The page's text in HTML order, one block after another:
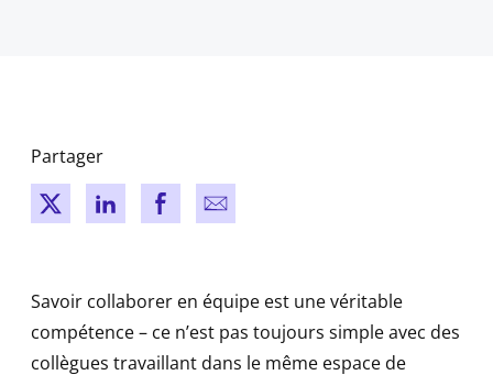
Partager
New windowNew window
New windowNew window
Savoir collaborer en équipe est une véritable
compétence – ce n’est pas toujours simple avec des
collègues travaillant dans le même espace de